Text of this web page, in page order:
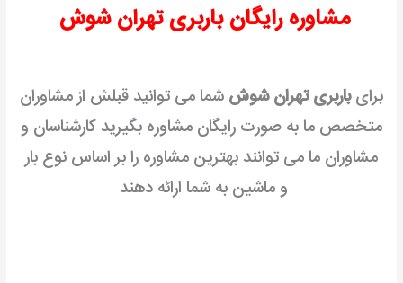
مشاوره رایگان باربری تهران شوش
برایباربری تهران شوش شما می توانید قبلش از مشاوران
متخصص ما به صورت رایگان مشاوره بگیرید کارشناسان و
مشاوران ما می توانند بهترین مشاوره را بر اساس نوع بار
و ماشین به شما ارائه دهند